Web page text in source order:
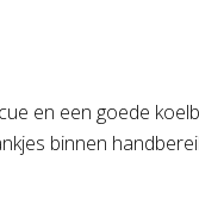
en een goede
binnen